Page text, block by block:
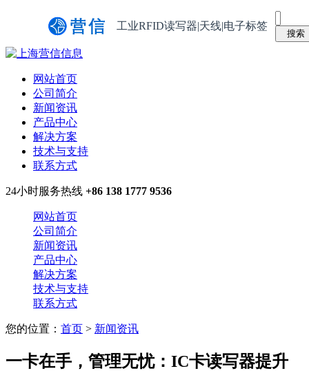
工业RFID读写器|天线|电子标签
网站首页
公司简介
新闻资讯
产品中心
解决方案
技术与支持
联系方式
24小时服务热线 +86 138 1777 9536
网站首页
公司简介
新闻资讯
产品中心
解决方案
技术与支持
联系方式
您的位置： 首页 > 新闻资讯
一卡在手，管理无忧：IC卡读写器提升